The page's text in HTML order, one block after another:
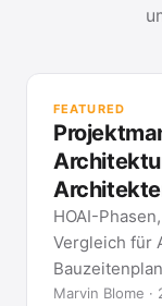
FEATURED
HOAI-
Vergleich für
Architekten-
Marvin Blome